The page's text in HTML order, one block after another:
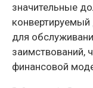
значительные
для
заимствований,
финансовой